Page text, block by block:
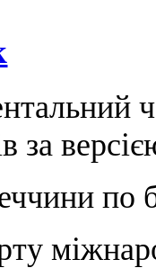
за
по